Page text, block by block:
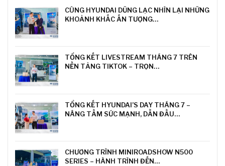
CÙNG HYUNDAI DŨNG LẠC NHÌN LẠI NHỮNG
KHOẢNH KHẮC ẤN TƯỢNG…
TỔNG KẾT LIVESTREAM THÁNG 7 TRÊN
NỀN TẢNG TIKTOK – TRỌN…
TỔNG KẾT HYUNDAI’S DAY THÁNG 7 –
NÂNG TẦM SỨC MẠNH, DẪN ĐẦU…
CHƯƠNG TRÌNH MINIROADSHOW N500
SERIES – HÀNH TRÌNH ĐẾN…